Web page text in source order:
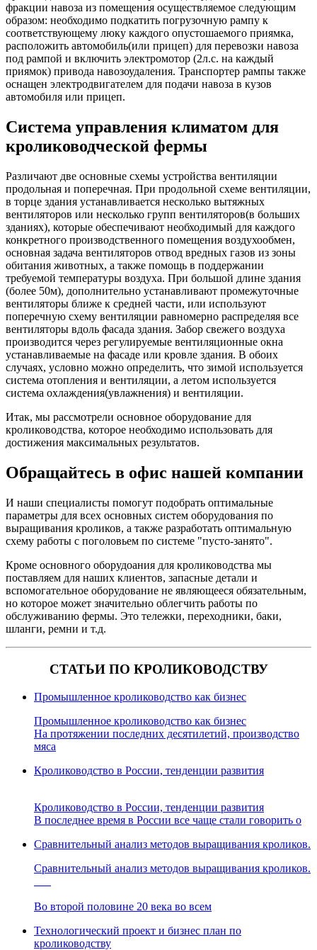
фракции навоза из помещения осуществляемое следующим
образом: необходимо подкатить погрузочную рампу к
соответствующему люку каждого опустошаемого приямка,
расположить автомобиль(или прицеп) для перевозки навоза
под рампой и включить электромотор (2л.с. на каждый
приямок) привода навозоудаления. Транспортер рампы также
оснащен электродвигателем для подачи навоза в кузов
автомобиля или прицеп.
Система управления климатом для
кролиководческой фермы
Различают две основные схемы устройства вентиляции
продольная и поперечная. При продольной схеме вентиляции,
в торце здания устанавливается несколько вытяжных
вентиляторов или несколько групп вентиляторов(в больших
зданиях), которые обеспечивают необходимый для каждого
конкретного производственного помещения воздухообмен,
основная задача вентиляторов отвод вредных газов из зоны
обитания животных, а также помощь в поддержании
требуемой температуры воздуха. При большой длине здания
(более 50м), дополнительно устанавливают промежуточные
вентиляторы ближе к средней части, или используют
поперечную схему вентиляции равномерно распределяя все
вентиляторы вдоль фасада здания. Забор свежего воздуха
производится через регулируемые вентиляционные окна
устанавливаемые на фасаде или кровле здания. В обоих
случаях, условно можно определить, что зимой используется
система отопления и вентиляции, а летом используется
система охлаждения(увлажнения) и вентиляции.
Итак, мы рассмотрели основное оборудование для
кролиководства, которое необходимо использовать для
достижения максимальных результатов.
Обращайтесь в офис нашей компании
И наши специалисты помогут подобрать оптимальные
параметры для всех основных систем оборудования по
выращивания кроликов, а также разработать оптимальную
схему работы с поголовьем по системе "пусто-занято".
Кроме основного оборудоания для кролиководства мы
поставляем для наших клиентов, запасные детали и
вспомогательное оборудование не являющееся обязательным,
но которое может значительно облегчить работы по
обслуживанию фермы. Это тележки, переходники, баки,
шланги, ремни и т.д.
СТАТЬИ ПО КРОЛИКОВОДСТВУ
Промышленное кролиководство как бизнес
Промышленное кролиководство как бизнес
На протяжении последних десятилетий, производство
мяса
Кролиководство в России, тенденции развития
Кролиководство в России, тенденции развития
В последнее время в России все чаще стали говорить о
Сравнительный анализ методов выращивания кроликов.
Сравнительный анализ методов выращивания кроликов.
Во второй половине 20 века во всем
Технологический проект и бизнес план по
кролиководству